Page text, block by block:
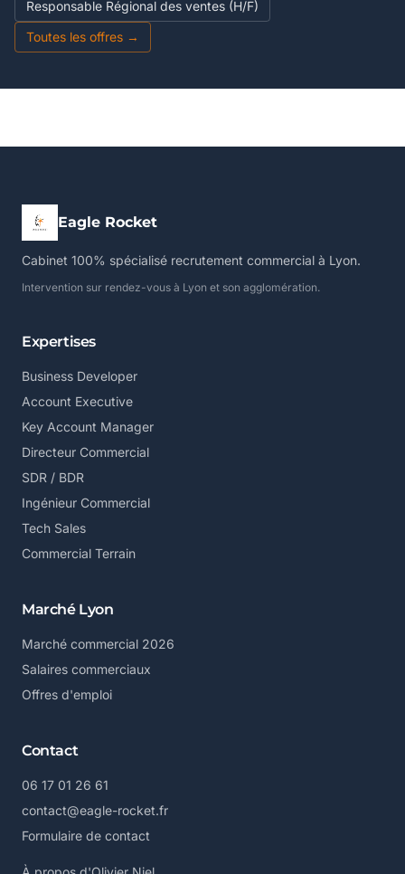
Responsable Régional des ventes (H/F)
Toutes les offres →
Eagle Rocket
Cabinet 100% spécialisé recrutement commercial à Lyon.
Intervention sur rendez-vous à Lyon et son agglomération.
Expertises
Business Developer
Account Executive
Key Account Manager
Directeur Commercial
SDR / BDR
Ingénieur Commercial
Tech Sales
Commercial Terrain
Marché Lyon
Marché commercial 2026
Salaires commerciaux
Offres d'emploi
Contact
06 17 01 26 61
contact@eagle-rocket.fr
Formulaire de contact